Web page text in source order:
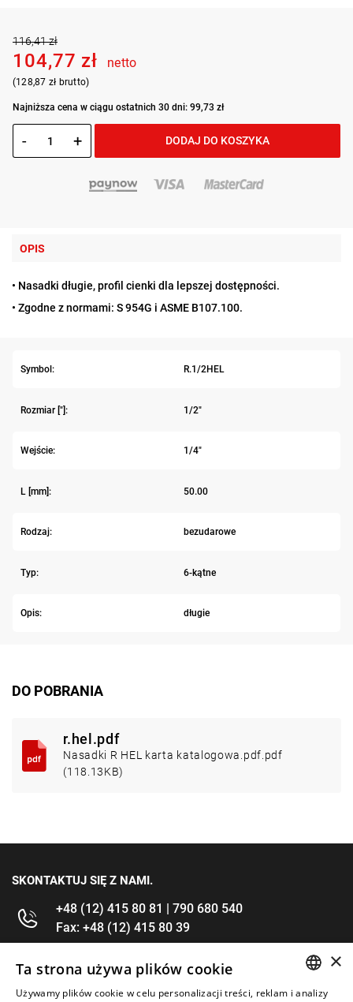
116,41 zł
104,77 zł netto
(128,87 zł brutto)
Najniższa cena w ciągu ostatnich 30 dni: 99,73 zł
- + DODAJ DO KOSZYKA
OPIS
• Nasadki długie, profil cienki dla lepszej dostępności.
• Zgodne z normami: S 954G i ASME B107.100.
Symbol: R.1/2HEL
Rozmiar ["]: 1/2"
Wejście: 1/4"
L [mm]: 50.00
Rodzaj: bezudarowe
Typ: 6-kątne
Opis: długie
DO POBRANIA
r.hel.pdf
Nasadki R HEL karta katalogowa.pdf.pdf
(118.13KB)
SKONTAKTUJ SIĘ Z NAMI.
+48 (12) 415 80 81 | 790 680 540
Fax: +48 (12) 415 80 39
kontakt@im-narzedzia.pl ×
Ta strona używa plików cookie
Używamy plików cookie w celu personalizacji treści, reklam i analizy